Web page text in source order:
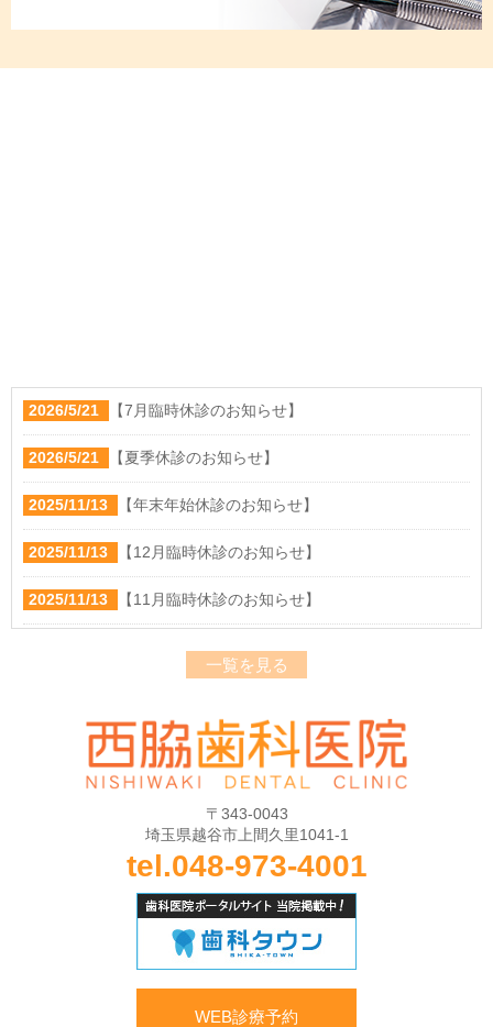
2026/5/21 【7月臨時休診のお知らせ】
2026/5/21 【夏季休診のお知らせ】
2025/11/13 【年末年始休診のお知らせ】
2025/11/13 【12月臨時休診のお知らせ】
2025/11/13 【11月臨時休診のお知らせ】
【院長からのお知らせ】
2025/7/28 【院長からのお知らせ】
2025/7/1 【夏季休診のお知らせ】
キャンセルポリシーについて
一覧を見る
〒343-0043
埼玉県越谷市上間久里1041-1
tel.048-973-4001
WEB診療予約